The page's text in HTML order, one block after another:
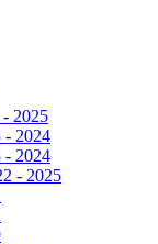
2025
- 2024
- 2024
- 2025